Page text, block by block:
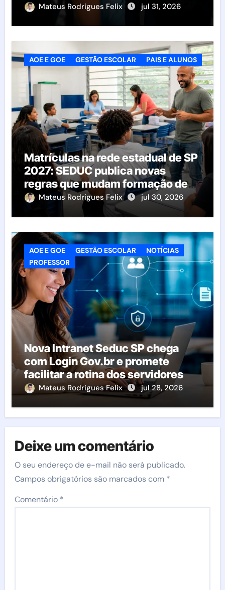
resolução afeta as escolas
Mateus Rodrigues Felix jul 31, 2026
AOE E GOE GESTÃO ESCOLAR PAIS E ALUNOS
Matrículas na rede estadual de SP
2027: SEDUC publica novas
regras que mudam formação de
classes e transferências
Mateus Rodrigues Felix jul 30, 2026
AOE E GOE GESTÃO ESCOLAR
NOTÍCIAS
PROFESSOR
Nova Intranet Seduc SP chega
com Login Gov.br e promete
facilitar a rotina dos servidores
Mateus Rodrigues Felix jul 28, 2026
Deixe um comentário
O seu endereço de e-mail não será publicado.
Campos obrigatórios são marcados com *
Comentário *